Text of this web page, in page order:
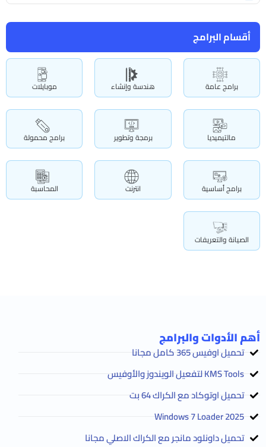
أقسام البرامج
برامج عامة هندسة وإنشاء موبايلات
مالتيميديا برمجة وتطوير برامج محمولة
برامج أساسية انترنت المحاسبة
الصيانة والتعريفات
أهم الأدوات والبرامج
تحميل اوفيس 365 كامل مجانا
KMS Tools لتفعيل الويندوز والأوفيس
تحميل اوتوكاد مع الكراك 64 بت
2025 Windows 7 Loader
تحميل داونلود مانجر مع الكراك الاصلي مجانا